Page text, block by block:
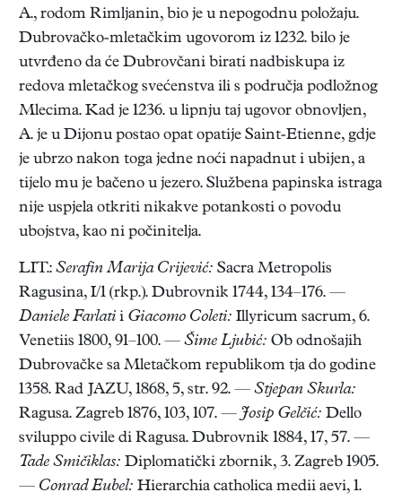
A., rodom Rimljanin, bio je u nepogodnu položaju.
Dubrovačko-mletačkim ugovorom iz 1232. bilo je
utvrđeno da će Dubrovčani birati nadbiskupa iz
redova mletačkog svećenstva ili s područja podložnog
Mlecima. Kad je 1236. u lipnju taj ugovor obnovljen,
A. je u Dijonu postao opat opatije Saint-Etienne, gdje
je ubrzo nakon toga jedne noći napadnut i ubijen, a
tijelo mu je bačeno u jezero. Službena papinska istraga
nije uspjela otkriti nikakve potankosti o povodu
ubojstva, kao ni počinitelja.
LIT.: Serafin Marija Crijević: Sacra Metropolis
Ragusina, I/1 (rkp.). Dubrovnik 1744, 134–176. —
Daniele Farlati i Giacomo Coleti: Illyricum sacrum, 6.
Venetiis 1800, 91–100. — Šime Ljubić: Ob odnošajih
Dubrovačke sa Mletačkom republikom tja do godine
1358. Rad JAZU, 1868, 5, str. 92. — Stjepan Skurla:
Ragusa. Zagreb 1876, 103, 107. — Josip Gelčić: Dello
sviluppo civile di Ragusa. Dubrovnik 1884, 17, 57. —
Tade Smičiklas: Diplomatički zbornik, 3. Zagreb 1905.
— Conrad Eubel: Hierarchia catholica medii aevi, 1.